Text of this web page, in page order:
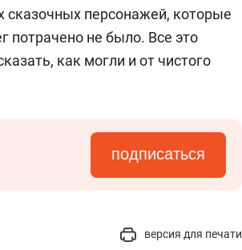
сказочных персонажей, которые
не было. Все это
как могли и от чистого
подписаться
версия для печати